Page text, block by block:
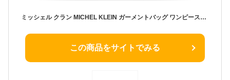
ミッシェル クラン MICHEL KLEIN ガーメントバッグ ワンピースの裾がシワになりにくい 男女兼用 軽量ガーメント レディース メンズ スーツケース フォーマル 旅行 結婚式 葬式 出張 衣装 衣裳 ドレス コート ジャケット ハンガー ビジネス 帰省 04-5031
この商品をサイトでみる